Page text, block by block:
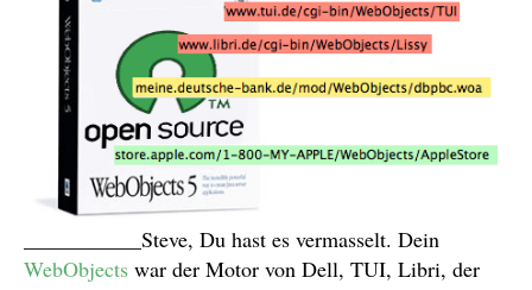
___________Steve, Du hast es vermasselt. Dein
WebObjects war der Motor von Dell, TUI, Libri, der